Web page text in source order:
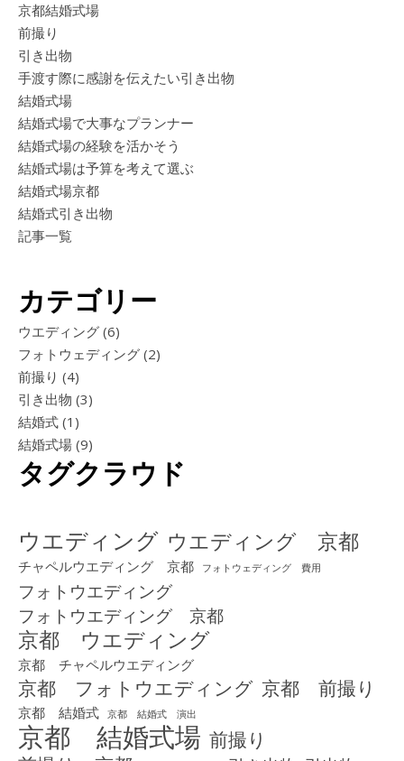
京都結婚式場
前撮り
引き出物
手渡す際に感謝を伝えたい引き出物
結婚式場
結婚式場で大事なプランナー
結婚式場の経験を活かそう
結婚式場は予算を考えて選ぶ
結婚式場京都
結婚式引き出物
記事一覧
カテゴリー
ウエディング (6)
フォトウェディング (2)
前撮り (4)
引き出物 (3)
結婚式 (1)
結婚式場 (9)
タグクラウド
ウエディング ウエディング 京都
チャペルウエディング 京都 フォトウェディング 費用
フォトウエディング
フォトウエディング 京都
京都 ウエディング
京都 チャペルウエディング
京都 フォトウエディング 京都 前撮り
京都 結婚式 京都 結婚式 演出
京都 結婚式場 前撮り